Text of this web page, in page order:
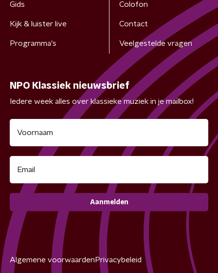
Gids
Kijk & luister live
Programma's
Colofon
Contact
Veelgestelde vragen
NPO Klassiek nieuwsbrief
Iedere week alles over klassieke muziek in je mailbox!
Aanmelden
Algemene voorwaarden Privacybeleid